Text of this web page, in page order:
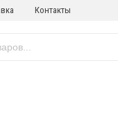
Контакты